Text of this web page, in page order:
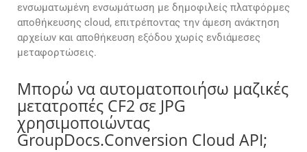
ενσωματωμένη ενσωμάτωση με δημοφιλείς πλατφόρμες
αποθήκευσης cloud, επιτρέποντας την άμεση ανάκτηση
αρχείων και αποθήκευση εξόδου χωρίς ενδιάμεσες
μεταφορτώσεις.
Μπορώ να αυτοματοποιήσω μαζικές
μετατροπές CF2 σε JPG
χρησιμοποιώντας
GroupDocs.Conversion Cloud API;